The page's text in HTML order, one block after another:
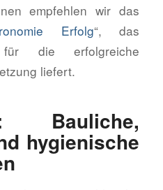
empfehlen wir das
Erfolg“, das
die erfolgreiche
liefert.
Bauliche,
hygienische